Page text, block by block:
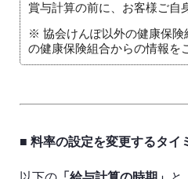
賞与計算の前に、お客様ご自
※ 協会けんぽ以外の健康保険
の健康保険組合からの情報を
■ 料率の設定を変更するタイ